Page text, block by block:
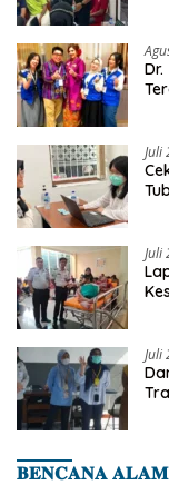
Juli
Juli
Juli
𝐁𝐄𝐍𝐂𝐀𝐍𝐀 𝐀𝐋𝐀𝐌